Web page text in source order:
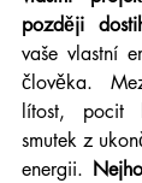
později
vaše vlastní
člověka.
lítost, pocit
smutek z
energii.